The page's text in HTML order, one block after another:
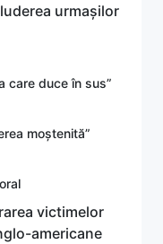
urmașilor
care duce în sus”
moștenită”
victimelor
americane